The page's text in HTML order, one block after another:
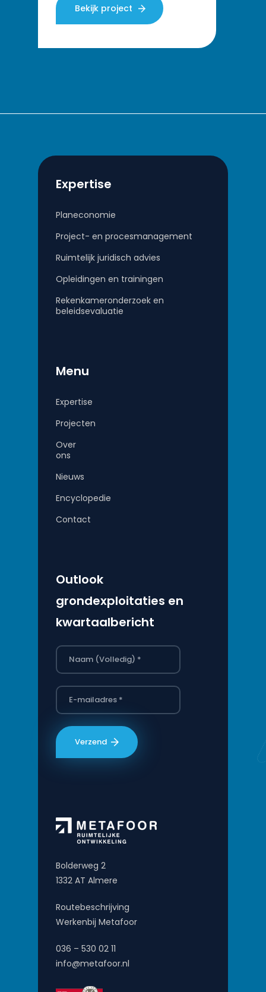
heel Nederland heeft het
ministerie van Binnenlandse…
Bekijk project
Expertise
Planeconomie
Project- en procesmanagement
Ruimtelijk juridisch advies
Opleidingen en trainingen
Rekenkameronderzoek en
beleidsevaluatie
Menu
Expertise
Projecten
Over
ons
Nieuws
Encyclopedie
Contact
Outlook
grondexploitaties en
kwartaalbericht
Bolderweg 2
1332 AT Almere
Routebeschrijving
Werkenbij Metafoor
036 – 530 02 11
info@metafoor.nl